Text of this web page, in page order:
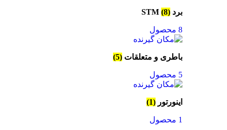
برد STM (8)
8 محصول
باطری و متعلقات (5)
5 محصول
اینورتور (1)
1 محصول